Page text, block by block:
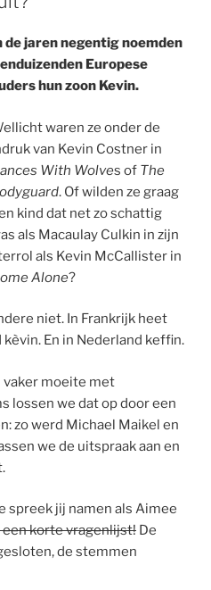
de jaren negentig noemden
Europese
hun zoon Kevin.
waren ze onder de
van Kevin Costner in
With Wolves of The
. Of wilden ze graag
kind dat net zo schattig
als Macaulay Culkin in zijn
als Kevin McCallister in
Alone?
niet. In Frankrijk heet
En in Nederland keffin.
vaker moeite met
lossen we dat op door een
zo werd Michael Maikel en
we de uitspraak aan en
spreek jij namen als Aimee
korte vragenlijst! De
de stemmen